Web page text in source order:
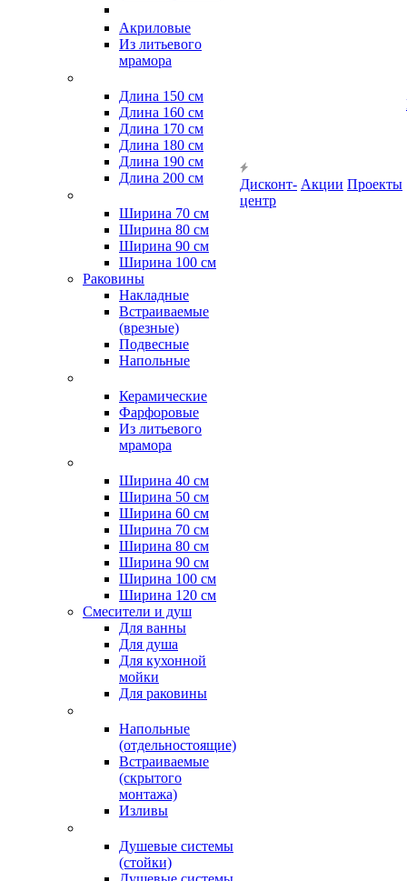
Акриловые
Из литьевого
мрамора
Длина 150 см
Длина 160 см
Длина 170 см
Длина 180 см
Длина 190 см
Длина 200 см
Ширина 70 см
Ширина 80 см
Ширина 90 см
Ширина 100 см
Раковины
Накладные
Встраиваемые
(врезные)
Подвесные
Напольные
Керамические
Фарфоровые
Из литьевого
мрамора
Ширина 40 см
Ширина 50 см
Ширина 60 см
Ширина 70 см
Ширина 80 см
Ширина 90 см
Ширина 100 см
Ширина 120 см
Смесители и душ
Для ванны
Для душа
Для кухонной
мойки
Для раковины
Напольные
(отдельностоящие)
Встраиваемые
(скрытого
монтажа)
Изливы
Душевые системы
(стойки)
Дисконт-
центр
Акции Проекты